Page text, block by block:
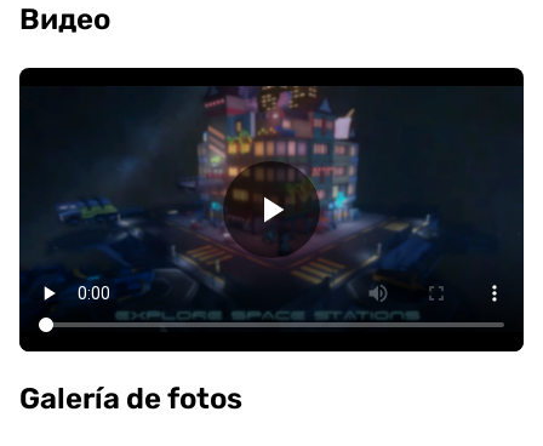
Видео
Galería de fotos